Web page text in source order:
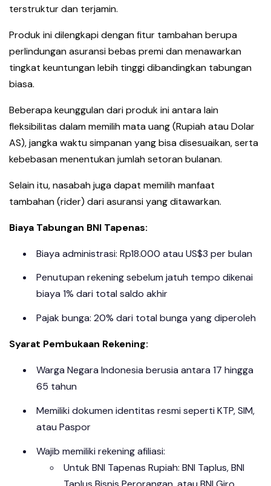
terstruktur dan terjamin.
Produk ini dilengkapi dengan fitur tambahan berupa
perlindungan asuransi bebas premi dan menawarkan
tingkat keuntungan lebih tinggi dibandingkan tabungan
biasa.
Beberapa keunggulan dari produk ini antara lain
fleksibilitas dalam memilih mata uang (Rupiah atau Dolar
AS), jangka waktu simpanan yang bisa disesuaikan, serta
kebebasan menentukan jumlah setoran bulanan.
Selain itu, nasabah juga dapat memilih manfaat
tambahan (rider) dari asuransi yang ditawarkan.
Biaya Tabungan BNI Tapenas:
Biaya administrasi: Rp18.000 atau US$3 per bulan
Penutupan rekening sebelum jatuh tempo dikenai
biaya 1% dari total saldo akhir
Pajak bunga: 20% dari total bunga yang diperoleh
Syarat Pembukaan Rekening:
Warga Negara Indonesia berusia antara 17 hingga
65 tahun
Memiliki dokumen identitas resmi seperti KTP, SIM,
atau Paspor
Wajib memiliki rekening afiliasi:
Untuk BNI Tapenas Rupiah: BNI Taplus, BNI